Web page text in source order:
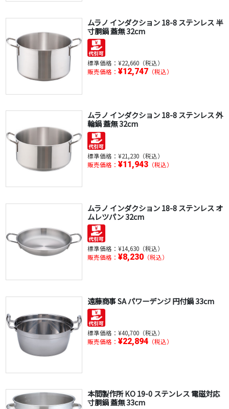
ムラノ インダクション 18-8 ステンレス 半
寸胴鍋 蓋無 32cm
標準価格： ¥22,660（税込）
販売価格： ¥12,747（税込）
ムラノ インダクション 18-8 ステンレス 外
輪鍋 蓋無 32cm
標準価格： ¥21,230（税込）
販売価格： ¥11,943（税込）
ムラノ インダクション 18-8 ステンレス オ
ムレツパン 32cm
標準価格： ¥14,630（税込）
販売価格： ¥8,230（税込）
遠藤商事 SA パワーデンジ 円付鍋 33cm
標準価格： ¥40,700（税込）
販売価格： ¥22,894（税込）
本間製作所 KO 19-0 ステンレス 電磁対応
寸胴鍋 蓋無 33cm